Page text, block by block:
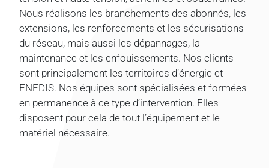
Nous réalisons les branchements des abonnés, les
extensions, les renforcements et les sécurisations
du réseau, mais aussi les dépannages, la
maintenance et les enfouissements. Nos clients
sont principalement les territoires d’énergie et
ENEDIS. Nos équipes sont spécialisées et formées
en permanence à ce type d’intervention. Elles
disposent pour cela de tout l’équipement et le
matériel nécessaire.